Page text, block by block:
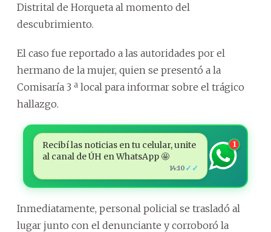
Distrital de Horqueta al momento del
descubrimiento.
El caso fue reportado a las autoridades por el
hermano de la mujer, quien se presentó a la
Comisaría 3 ª local para informar sobre el trágico
hallazgo.
Recibí las noticias en tu celular, unite
al canal de ÚH en WhatsApp 🤩
14:10 ✓✓
1
Inmediatamente, personal policial se trasladó al
lugar junto con el denunciante y corroboró la